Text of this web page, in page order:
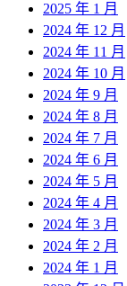
2025 年 1 月
2024 年 12 月
2024 年 11 月
2024 年 10 月
2024 年 9 月
2024 年 8 月
2024 年 7 月
2024 年 6 月
2024 年 5 月
2024 年 4 月
2024 年 3 月
2024 年 2 月
2024 年 1 月